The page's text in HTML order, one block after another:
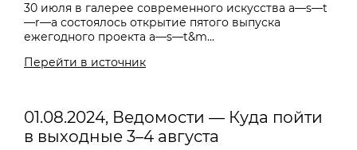
30 июля в галерее современного искусства a—s—t
—r—a состоялось открытие пятого выпуска
ежегодного проекта a—s—t&m...
Перейти в источник
01.08.2024, Ведомости — Куда пойти
в выходные 3–4 августа